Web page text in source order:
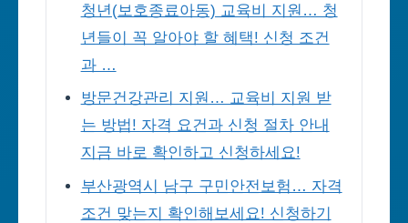
청년(보호종료아동) 교육비 지원… 청
년들이 꼭 알아야 할 혜택! 신청 조건
과 …
방문건강관리 지원… 교육비 지원 받
는 방법! 자격 요건과 신청 절차 안내
지금 바로 확인하고 신청하세요!
부산광역시 남구 구민안전보험… 자격
조건 맞는지 확인해보세요! 신청하기